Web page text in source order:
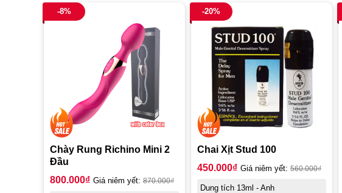
-8%
Chày Rung Richino Mini 2
Đầu
800.000₫ Giá niêm yết: 870.000₫
-20%
Chai Xịt Stud 100
450.000₫ Giá niêm yết: 560.000₫
Dung tích 13ml - Anh